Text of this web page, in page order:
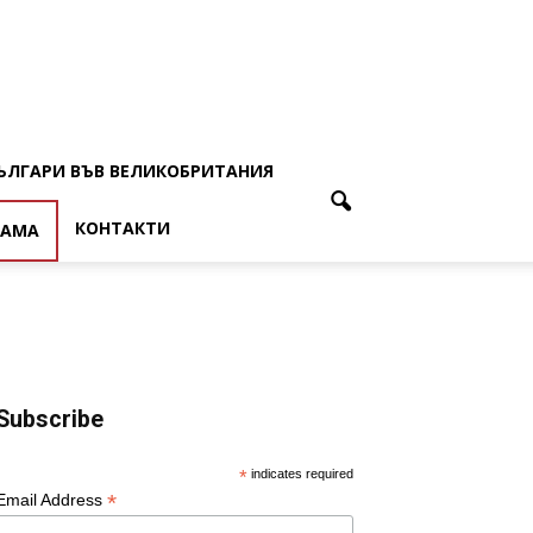
ВЪВ ВЕЛИКОБРИТАНИЯ
КОНТАКТИ
* indicates required
Address *